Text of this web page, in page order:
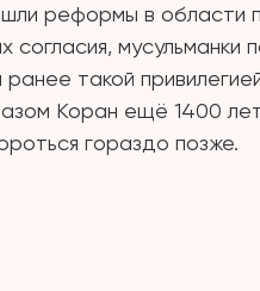
реформы в области
мусульманки
такой
Коран ещё 1400
гораздо позже.